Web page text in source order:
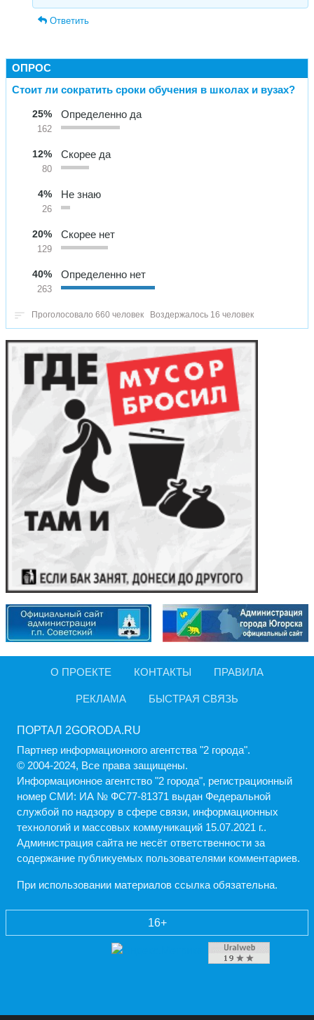
Ответить
ОПРОС
Стоит ли сократить сроки обучения в школах и вузах?
25%
162
Определенно да
12%
80
Скорее да
4%
26
Не знаю
20%
129
Скорее нет
40%
263
Определенно нет
Проголосовало 660 человек Воздержалось 16 человек
О ПРОЕКТЕ КОНТАКТЫ ПРАВИЛА
РЕКЛАМА БЫСТРАЯ СВЯЗЬ
ПОРТАЛ 2GORODA.RU
Партнер информационного агентства "2 города".
© 2004-2024, Все права защищены.
Информационное агентство "2 города", регистрационный
номер СМИ: ИА № ФС77-81371 выдан Федеральной
службой по надзору в сфере связи, информационных
технологий и массовых коммуникаций 15.07.2021 г..
Администрация cайта не несёт ответственности за
содержание публикуемых пользователями комментариев.
При использовании материалов ссылка обязательна.
16+